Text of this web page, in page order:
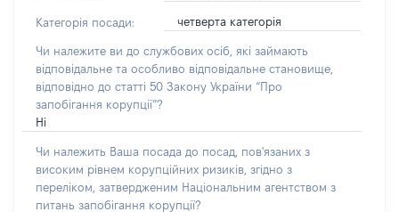
Категорія посади: четверта категорія
Чи належите ви до службових осіб, які займають
відповідальне та особливо відповідальне становище,
відповідно до статті 50 Закону України “Про
запобігання корупції”?
Ні
Чи належить Ваша посада до посад, пов'язаних з
високим рівнем корупційних ризиків, згідно з
переліком, затвердженим Національним агентством з
питань запобігання корупції?